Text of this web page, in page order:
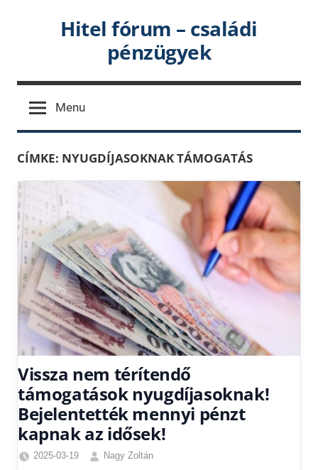
Hitel fórum – családi
pénzügyek
Menu
CÍMKE: NYUGDÍJASOKNAK TÁMOGATÁS
Vissza nem térítendő
támogatások nyugdíjasoknak!
Bejelentették mennyi pénzt
kapnak az idősek!
2025-03-19
Nagy Zoltán